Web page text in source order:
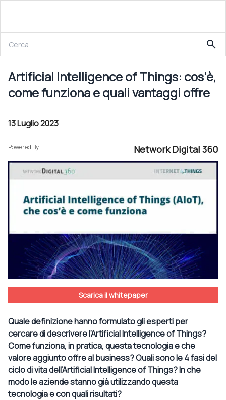
Artificial Intelligence of Things: cos’è, come funziona e quali vantaggi offre
search
Artificial Intelligence of Things: cos’è,
come funziona e quali vantaggi offre
13 Luglio 2023
Powered By Network Digital 360
Scarica il whitepaper
Quale definizione hanno formulato gli esperti per
cercare di descrivere l’Artificial Intelligence of Things?
Come funziona, in pratica, questa tecnologia e che
valore aggiunto offre al business? Quali sono le 4 fasi del
ciclo di vita dell’Artificial Intelligence of Things? In che
modo le aziende stanno già utilizzando questa
tecnologia e con quali risultati?